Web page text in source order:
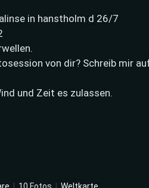
in hanstholm d 26/7
von dir? Schreib mir
und Zeit es zulassen.
10 Fotos Weltkarte